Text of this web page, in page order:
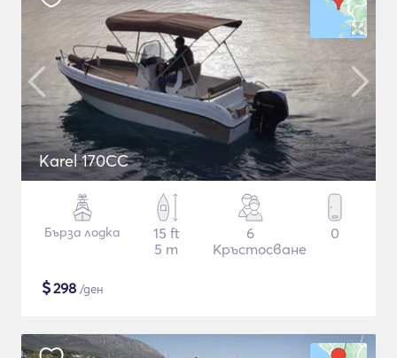
Karel 170CC
Бърза лодка
15 ft
5 m
6
Кръстосване
0
$298 /ден